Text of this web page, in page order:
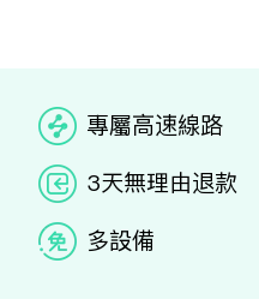
专属高速线路
3天无理由退款
多设备